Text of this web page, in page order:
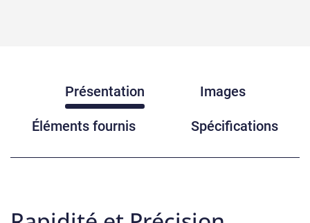
Présentation Images
Éléments fournis Spécifications